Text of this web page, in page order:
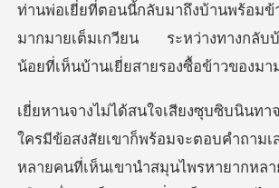
เติมเงิน
ออกจากระบบ
มากมายเต็มเกวียน ระหว่างทางกลับ
ยเขาก็พร้อมจะตอบคำถ
หลายคนที่เห็นเขานำสมุนไพรหา